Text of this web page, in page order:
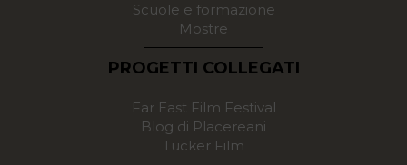
Scuole e formazione
Mostre
PROGETTI COLLEGATI
Far East Film Festival
Blog di Placereani
Tucker Film